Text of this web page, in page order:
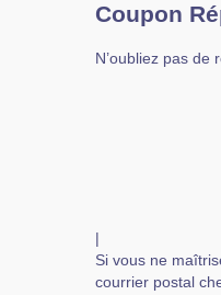
Coupon
N’oubliez pas
|
Si vous ne
courrier postal